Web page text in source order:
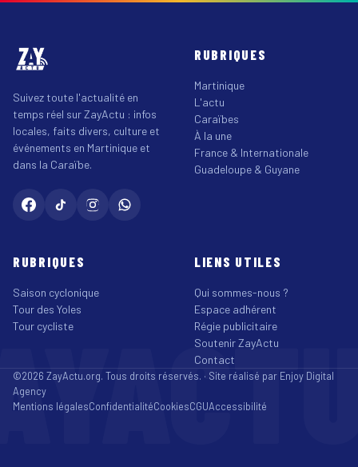
Suivez toute l'actualité en
temps réel sur ZayActu : infos
locales, faits divers, culture et
événements en Martinique et
dans la Caraïbe.
RUBRIQUES
Martinique
L'actu
Caraïbes
À la une
France & Internationale
Guadeloupe & Guyane
RUBRIQUES
Saison cyclonique
Tour des Yoles
Tour cycliste
LIENS UTILES
Qui sommes-nous ?
Espace adhérent
Régie publicitaire
Soutenir ZayActu
Contact
©2026 ZayActu.org. Tous droits réservés. · Site réalisé par Enjoy Digital
Agency
Mentions légalesConfidentialitéCookiesCGUAccessibilité